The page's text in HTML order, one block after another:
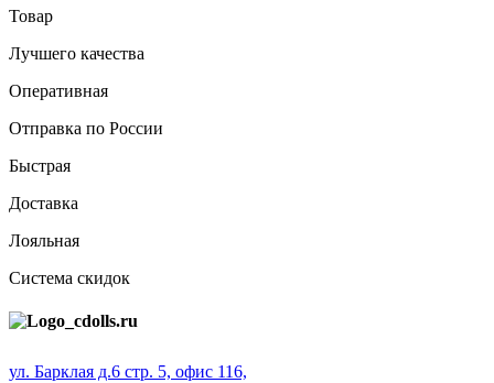
Товар
Лучшего качества
Оперативная
Отправка по России
Быстрая
Доставка
Лояльная
Система скидок
ул. Барклая д.6 стр. 5, офис 116,